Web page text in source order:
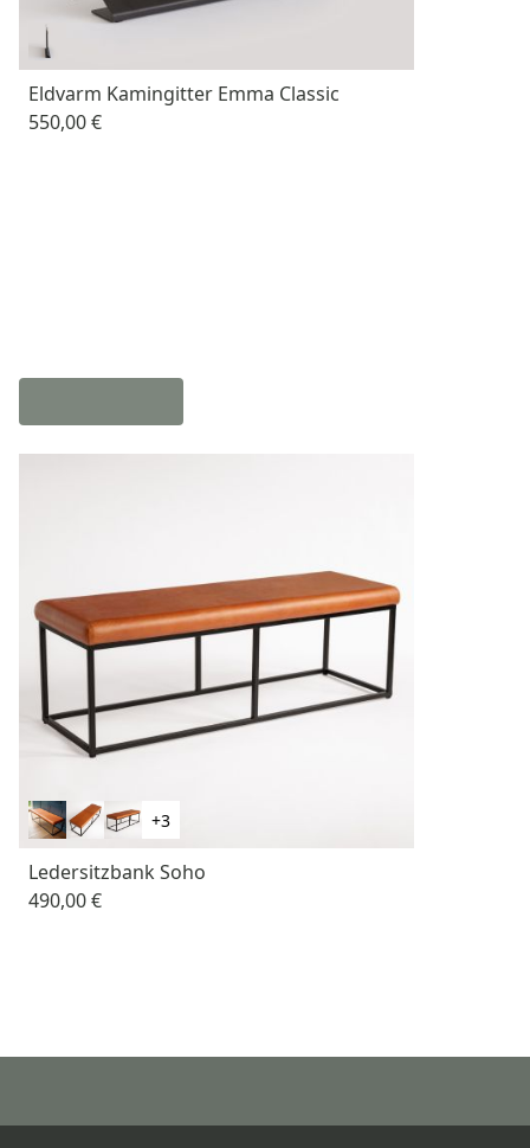
Eldvarm Kamingitter Emma Classic
550,00 €
+3
Ledersitzbank Soho
490,00 €